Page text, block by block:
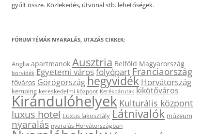
gyűlt össze. Közlekedés, útvonal stb. lehetőségek.
FÓRUM TÉMÁK NYARALÁS, UTAZÁS CIKKEK:
Anglia apartmanok Ausztria Belföld Magyarország
borvidék Egyetemi városfolyópart Franciaország
főváros Görögországhegyvidék Horvátország
kemping kereskedelmi központ Kerékpárutak kikötőváros
Kirándulóhelyek Kulturális központ
luxus hotel Luxus lakosztály Látnivalók múzeum
nyaralás nyaralás Horvátországban